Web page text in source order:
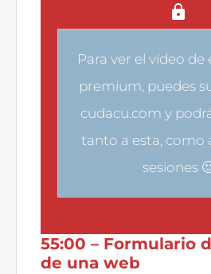
Para ver el vídeo de
premium, puedes
cudacu.com y
tanto a esta, como
sesiones
55:00 – Formulario
de una web